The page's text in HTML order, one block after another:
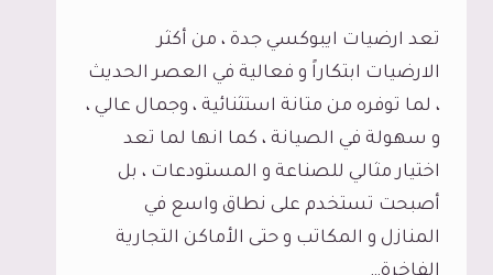
تعد ارضيات ايبوكسي جدة ، من أكثر
الارضيات ابتكاراً و فعالية في العصر الحديث
، لما توفره من متانة استثنائية ، وجمال عالي ،
و سهولة في الصيانة ، كما انها لما تعد
اختيار مثالي للصناعة و المستودعات ، بل
أصبحت تستخدم على نطاق واسع في
المنازل و المكاتب و حتى الأماكن التجارية